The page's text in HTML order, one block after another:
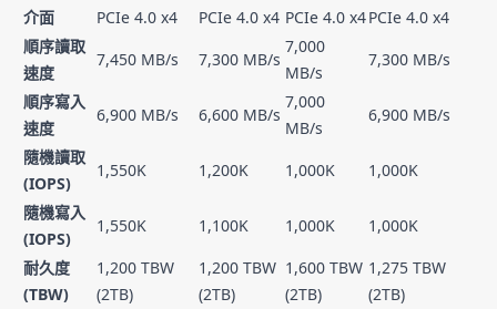
介面
PCIe 4.0 x4 PCIe 4.0 x4 PCIe 4.0 x4PCIe 4.0 x4
順序讀取
速度
7,450 MB/s 7,300 MB/s
7,000
MB/s
7,300 MB/s
順序寫入
速度
6,900 MB/s 6,600 MB/s
7,000
MB/s
6,900 MB/s
隨機讀取
(IOPS)
1,550K 1,200K 1,000K
1,000K
隨機寫入
(IOPS)
1,550K 1,100K 1,000K
1,000K
耐久度
(TBW)
1,200 TBW
(2TB)
1,200 TBW
(2TB)
1,600 TBW
(2TB)
1,275 TBW
(2TB)